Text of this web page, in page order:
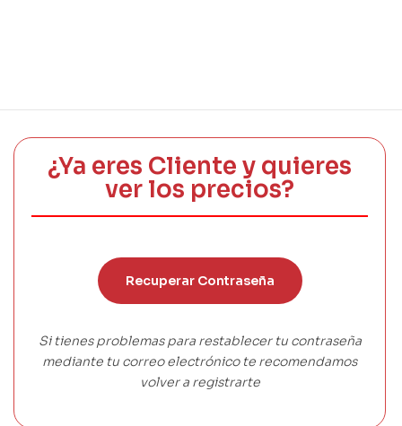
¿Ya eres Cliente y quieres
ver los precios?
Recuperar Contraseña
Si tienes problemas para restablecer tu contraseña
mediante tu correo electrónico te recomendamos
volver a registrarte